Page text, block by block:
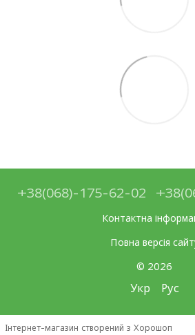
+38(068)-175-62-02
Контактна
Повна версія
© 2026
Укр Рус
Інтернет-магазин створений з Хорошоп